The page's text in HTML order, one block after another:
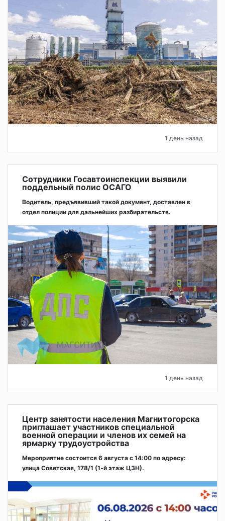
1 день назад
Сотрудники Госавтоинспекции выявили
поддельный полис ОСАГО
Водитель, предъявивший такой документ, доставлен в
отдел полиции для дальнейших разбирательств.
1 день назад
Центр занятости населения Магнитогорска
приглашает участников специальной
военной операции и членов их семей на
ярмарку трудоустройства
Мероприятие состоится 6 августа с 14:00 по адресу:
улица Советская, 178/1 (1‑й этаж ЦЗН).